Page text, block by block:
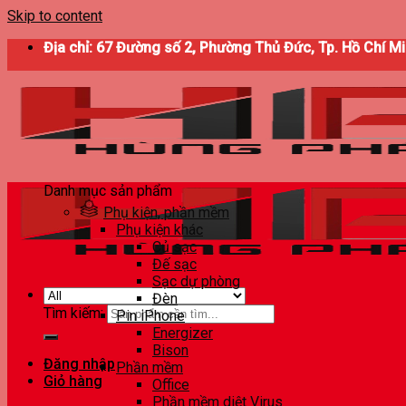
Skip to content
Địa chỉ: 67 Đường số 2, Phường Thủ Đức, Tp. Hồ Chí
Tìm kiếm:
Đăng nhập
Giỏ hàng
Danh mục sản phẩm
Phụ kiện, phần mềm
Phụ kiện khác
Củ sạc
Đế sạc
Sạc dự phòng
Đèn
Pin iPhone
Energizer
Bison
Phần mềm
Office
Phần mềm diệt Virus